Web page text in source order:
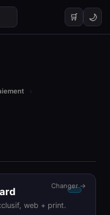
🛒 🌙
›
web + print.
Changer →